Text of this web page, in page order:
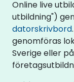
Online live
utbildning")
datorskrivbord
genomföras
Sverige eller